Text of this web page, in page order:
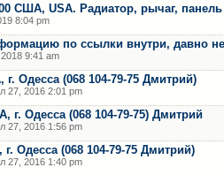
США, USA. Радиатор, рычаг,
8:04 pm
по ссылки внутри, давно не
9:41 am
г. Одесса (068 104-79-75 Дмитрий)
27, 2016 2:01 pm
г. Одесса (068 104-79-75) Дмитрий
27, 2016 1:56 pm
г. Одесса (068 104-79-75 Дмитрий)
27, 2016 1:40 pm